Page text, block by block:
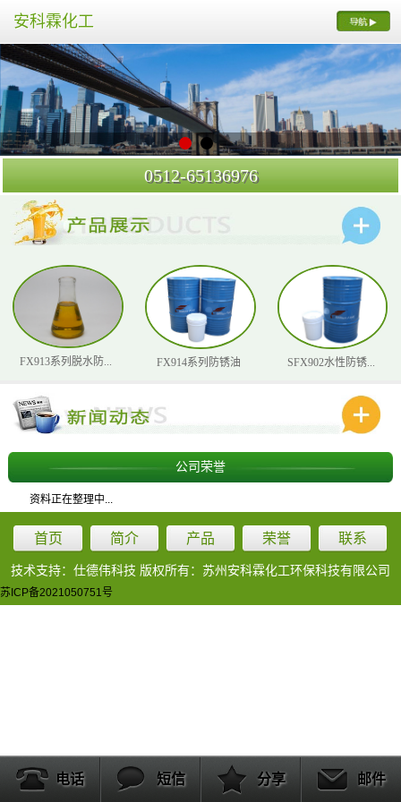
安科霖化工
0512-65136976
FX913系列脱水防... FX914系列防锈油 SFX902水性防锈...
公司荣誉
资料正在整理中...
首页 简介 产品 荣誉 联系
技术支持：仕德伟科技 版权所有：苏州安科霖化工环保科技有限公司
苏ICP备2021050751号
电话 短信 分享 邮件